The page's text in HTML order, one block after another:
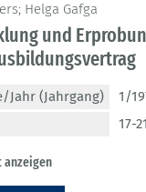
Helga Gafga
und
Jahr (Jahrgang)
1/
17-21
anzeigen